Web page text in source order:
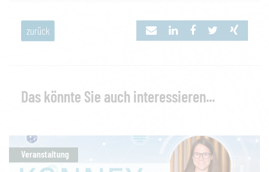
zurück
Das könnte Sie auch interessieren...
Veranstaltung